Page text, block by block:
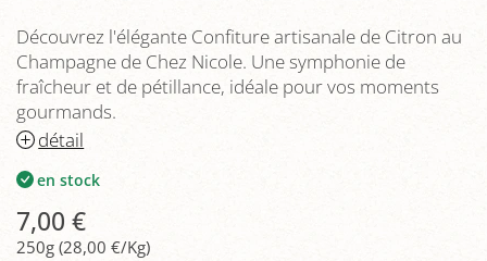
Découvrez l'élégante Confiture artisanale de Citron au
Champagne de Chez Nicole. Une symphonie de
fraîcheur et de pétillance, idéale pour vos moments
gourmands.
détail
en stock
7,00 €
250g (28,00 €/Kg)